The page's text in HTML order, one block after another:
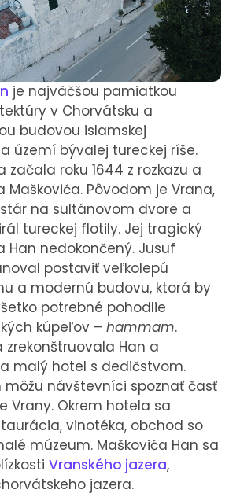
je najväčšou pamiatkou
v Chorvátsku a
budovou islamskej
území bývalej tureckej ríše.
začala roku 1644 z rozkazu a
Maškovića. Pôvodom je Vrana,
na sultánovom dvore a
tureckej flotily. Jej tragický
Han nedokončený. Jusuf
postaviť veľkolepú
a modernú budovu, ktorá by
potrebné pohodlie
kúpeľov – hammam.
zrekonštruovala Han a
malý hotel s dedičstvom.
môžu návštevníci spoznať časť
Vrany. Okrem hotela sa
vinotéka, obchod so
múzeum. Maškovića Han sa
Vranského jazera,
jazera.